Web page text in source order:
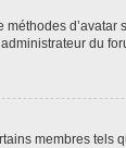
du
membres